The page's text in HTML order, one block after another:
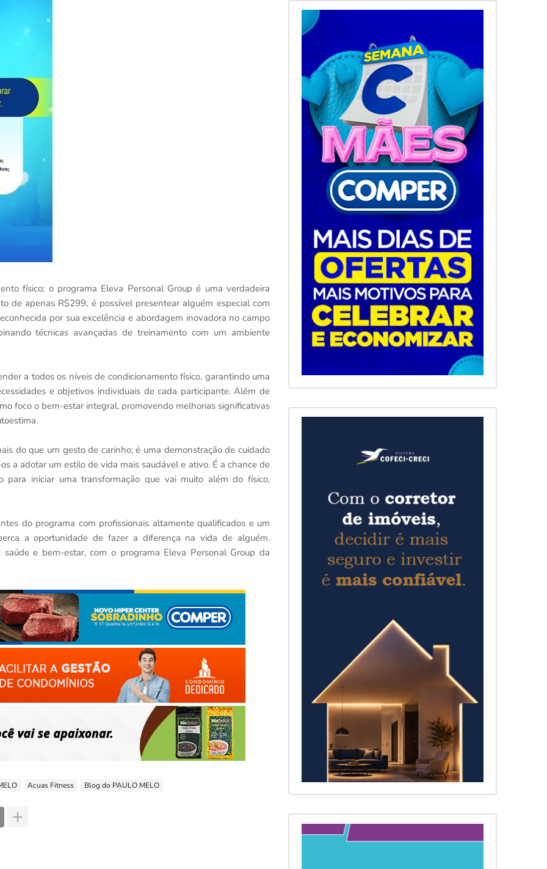
físico; o programa Eleva Personal Group é uma verdadeira
de apenas R$299, é possível presentear alguém especial com
por sua excelência e abordagem inovadora no campo
técnicas avançadas de treinamento com um ambiente
a todos os níveis de condicionamento físico, garantindo uma
e objetivos individuais de cada participante. Além de
foco o bem-estar integral, promovendo melhorias significativas
do que um gesto de carinho; é uma demonstração de cuidado
a adotar um estilo de vida mais saudável e ativo. É a chance de
para iniciar uma transformação que vai muito além do físico,
do programa com profissionais altamente qualificados e um
a oportunidade de fazer a diferença na vida de alguém.
e bem-estar, com o programa Eleva Personal Group da
Acuas Fitness Blog do PAULO MELO